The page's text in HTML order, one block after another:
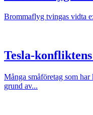
Brommaflyg tvingas vidta
Tesla-
Många småföretag som
grund av...